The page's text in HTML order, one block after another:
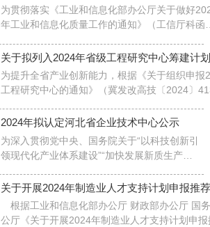
为贯彻落实《工业和信息化部办公厅关于做好
年工业和信息化质量工作的通知》（工信厅科函
做好2024年工业和信息化质量工作的通知》要求
关于拟列入2024年省级工程研究中心筹建计
为提升全省产业创新能力，根据《关于组织申报
工程研究中心的通知》（冀发改高技〔2024〕
拟列入2024年省级工程研究中心筹建计划名单予
2024年拟认定河北省企业技术中心公示
为深入贯彻党中央、国务院关于“以科技创新引
领现代化产业体系建设”“加快发展新质生产
进全省产业转型升级，加快发展战略性新兴产
业和未来产业有关要求，强化企业科技创新主
体地位
关于开展2024年制造业人才支持计划申报推
根据工业和信息化部办公厅 财政部办公厅 国
公厅《关于开展2024年制造业人才支持计划申